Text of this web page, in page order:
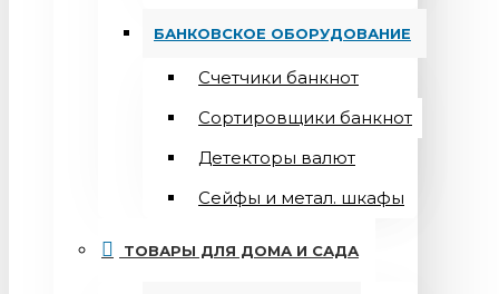
БАНКОВСКОЕ ОБОРУДОВАНИЕ
Счетчики банкнот
Сортировщики банкнот
Детекторы валют
Сейфы и метал. шкафы
ТОВАРЫ ДЛЯ ДОМА И САДА